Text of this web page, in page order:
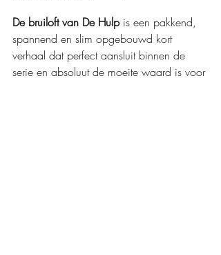
De bruiloft van De Hulp is een pakkend,
spannend en slim opgebouwd kort
verhaal dat perfect aansluit binnen de
serie en absoluut de moeite waard is voor